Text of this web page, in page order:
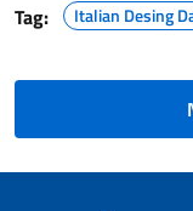
Tag: Italian Desing